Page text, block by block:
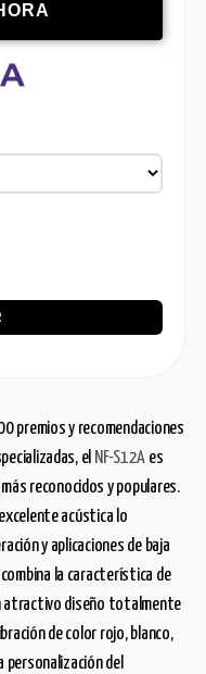
premios y recomendaciones
el NF-S12A es
reconocidos y populares.
acústica lo
y aplicaciones de baja
la característica de
atractivo diseño totalmente
de color rojo, blanco,
personalización del